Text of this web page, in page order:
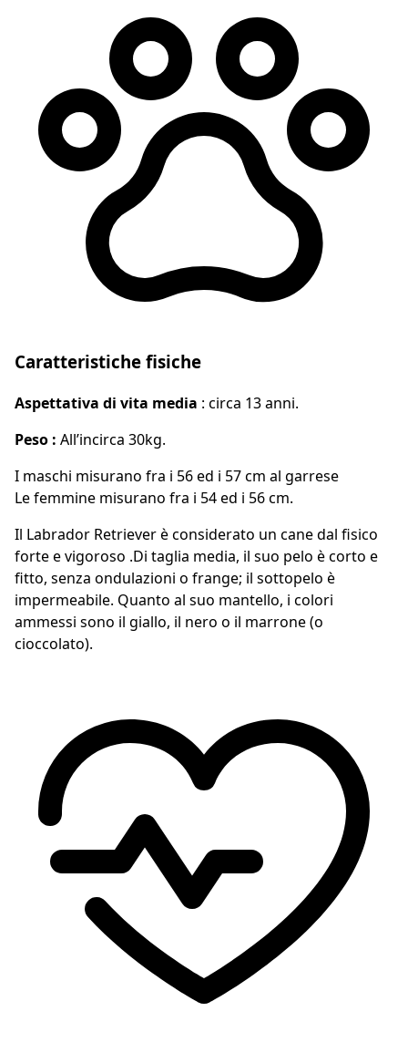
Caratteristiche fisiche
Aspettativa di vita media : circa 13 anni.
Peso : All’incirca 30kg.
I maschi misurano fra i 56 ed i 57 cm al garrese
Le femmine misurano fra i 54 ed i 56 cm.
Il Labrador Retriever è considerato un cane dal fisico
forte e vigoroso .Di taglia media, il suo pelo è corto e
fitto, senza ondulazioni o frange; il sottopelo è
impermeabile. Quanto al suo mantello, i colori
ammessi sono il giallo, il nero o il marrone (o
cioccolato).